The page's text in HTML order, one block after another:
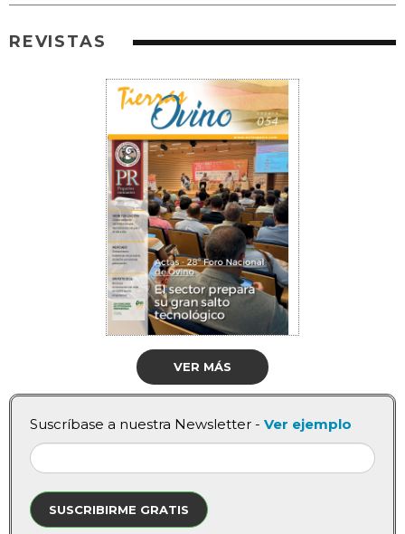
REVISTAS
VER MÁS
Suscríbase a nuestra Newsletter - Ver ejemplo
SUSCRIBIRME GRATIS